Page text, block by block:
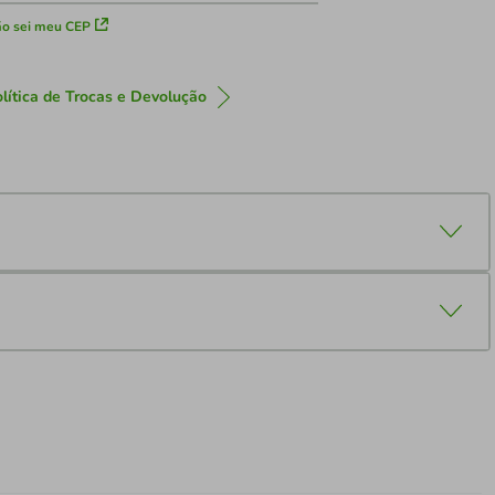
sei meu CEP
de Trocas e Devolução